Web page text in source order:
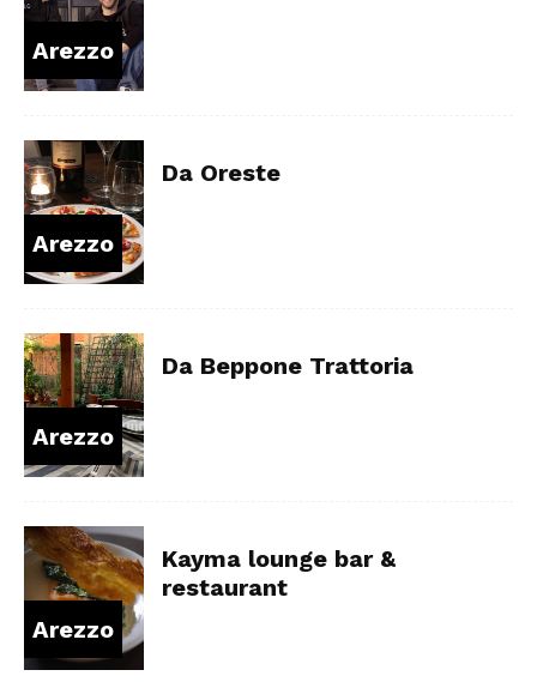
Arezzo
Arezzo
Da Oreste
Arezzo
Da Beppone Trattoria
Arezzo
Kayma lounge bar &
restaurant